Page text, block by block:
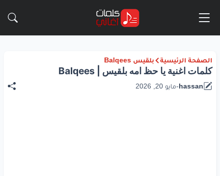
الصفحة الرئيسية بلقيس Balqees
كلمات اغنية يا حظ امه بلقيس | Balqees
hassan
-مايو 20, 2026